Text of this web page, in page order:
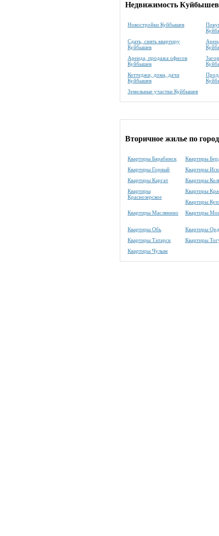
Недвижимость Куйбышев
Новостройки Куйбышев
Сдать, снять квартиру
Куйбышев
Аренда, продажа офисов
Куйбышев
Коттеджи, дома, дачи
Куйбышев
Земельные участки Куйбышев
Вторичное жилье по
Квартиры Барабинск
Квартиры
Квартиры Горный
Квартиры
Квартиры Каргат
Квартиры
Квартиры
Краснозерское
Квартиры
Квартиры
Квартиры Маслянино
Квартиры
Квартиры Обь
Квартиры
Квартиры Татарск
Квартиры
Квартиры Чулым